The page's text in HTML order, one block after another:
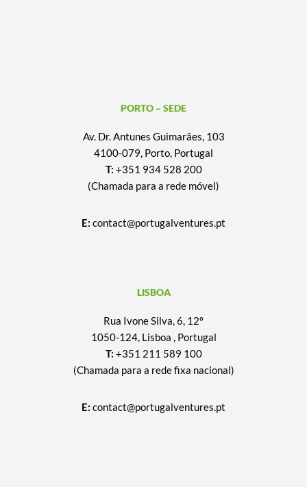
PORTO – SEDE
Av. Dr. Antunes Guimarães, 103
4100-079, Porto, Portugal
T: +351 934 528 200
(Chamada para a rede móvel)
E: contact@portugalventures.pt
LISBOA
Rua Ivone Silva, 6, 12º
1050-124, Lisboa , Portugal
T: +351 211 589 100
(Chamada para a rede fixa nacional)
E: contact@portugalventures.pt